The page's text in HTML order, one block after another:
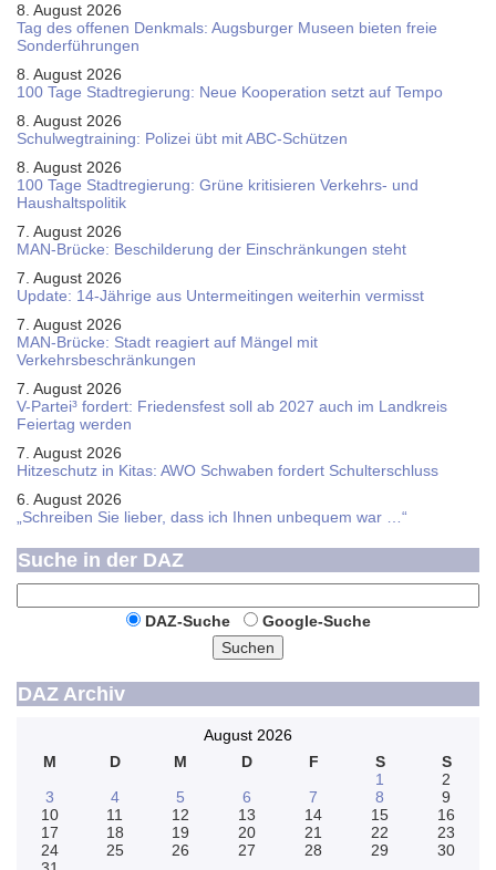
8. August 2026
Tag des offenen Denkmals: Augsburger Museen bieten freie
Sonderführungen
8. August 2026
100 Tage Stadtregierung: Neue Kooperation setzt auf Tempo
8. August 2026
Schul­weg­trai­ning: Poli­zei übt mit ABC-Schüt­zen
8. August 2026
100 Tage Stadtregierung: Grüne kritisieren Verkehrs- und
Haushaltspolitik
7. August 2026
MAN-Brücke: Beschilderung der Einschränkungen steht
7. August 2026
Update: 14-Jährige aus Untermeitingen weiterhin vermisst
7. August 2026
MAN-Brücke: Stadt reagiert auf Mängel mit
Verkehrsbeschränkungen
7. August 2026
V-Partei­³ fordert: Friedens­fest soll ab 2027 auch im Land­kreis
Feier­tag werden
7. August 2026
Hitzeschutz in Kitas: AWO Schwaben fordert Schulterschluss
6. August 2026
„Schreiben Sie lieber, dass ich Ihnen unbequem war …“
Suche in der DAZ
DAZ-Suche
Google-Suche
Suchen
DAZ Archiv
August 2026
M
D M D F S
S
1
2
3
4 5 6 7 8
9
10
11 12 13 14 15
16
17
18 19 20 21 22
23
24
25 26 27 28 29
30